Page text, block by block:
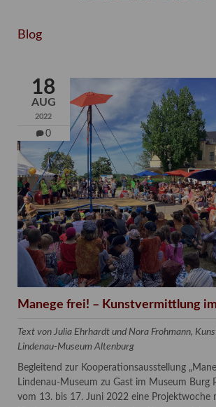
Blog
18
AUG
2022
0
Manege frei! – Kunstvermittlung
Text von Julia Ehrhardt und Nora Frohmann,
Lindenau-Museum Altenburg
Begleitend zur Kooperationsausstellung
Lindenau-Museum zu Gast im Museum Burg
vom 13. bis 17. Juni 2022 eine Projektwoche